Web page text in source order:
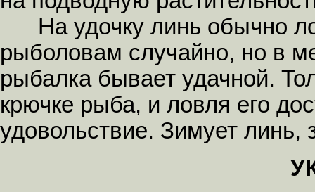
На удочку линь обычно
рыболовам случайно, но в
рыбалка бывает удачной.
крючке рыба, и ловля его
удовольствие. Зимует линь,